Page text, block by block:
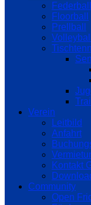
Floorball
Prellball
Volleyball
Verein
Leitbild
Anfahrt
Kontakt
Community
Open